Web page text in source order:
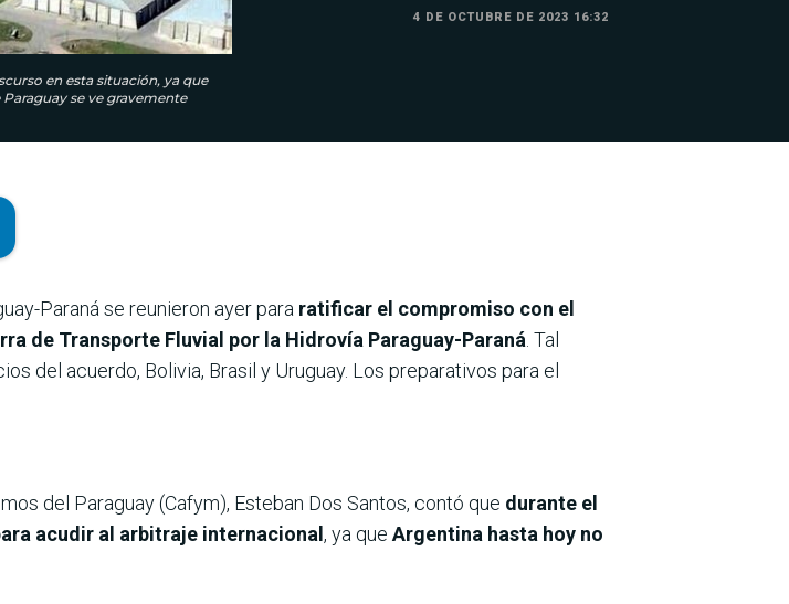
en esta situación, ya que
se ve gravemente
4 DE OCTUBRE DE 2023 16:32
Paraná se reunieron ayer para ratificar el compromiso con el
de Transporte Fluvial por la Hidrovía Paraguay-Paraná . Tal
del acuerdo, Bolivia, Brasil y Uruguay. Los preparativos para el
del Paraguay (Cafym), Esteban Dos Santos, contó que durante el
acudir al arbitraje internacional, ya que Argentina hasta hoy no